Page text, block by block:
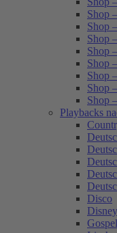
Shop
Shop
Shop
Shop
Shop
Shop
Shop
Shop
Playbacks
Disco
Gospel